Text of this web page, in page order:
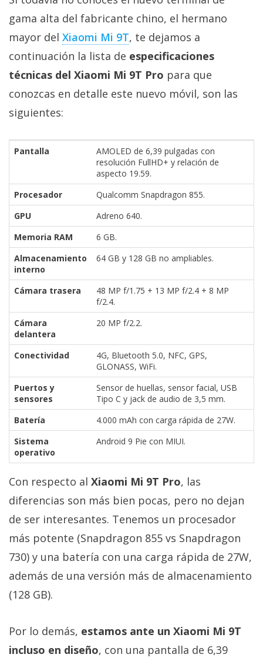
digital donde
encontrarás
todas las
noticias sobre
móviles,
apps,
informática,
videojuegos,
trucos y
tutoriales.
Informático
(CC) 2006-
2026.
derechos
reservados
gama alta del fabricante chino, el hermano
mayor del Xiaomi Mi 9T, te dejamos a
continuación la lista de especificaciones
técnicas del Xiaomi Mi 9T Pro para que
conozcas en detalle este nuevo móvil, son las
siguientes:
Pantalla
AMOLED de 6,39 pulgadas con
resolución FullHD+ y relación de
aspecto 19.59.
Procesador
Qualcomm Snapdragon 855.
GPU
Adreno 640.
Memoria RAM
6 GB.
Almacenamiento
interno
64 GB y 128 GB no ampliables.
Cámara trasera
48 MP f/1.75 + 13 MP f/2.4 + 8 MP
f/2.4.
Cámara
delantera
20 MP f/2.2.
Conectividad
4G, Bluetooth 5.0, NFC, GPS,
GLONASS, WiFi.
Puertos y
sensores
Sensor de huellas, sensor facial, USB
Tipo C y jack de audio de 3,5 mm.
Batería
4.000 mAh con carga rápida de 27W.
Sistema
operativo
Android 9 Pie con MIUI.
Con respecto al Xiaomi Mi 9T Pro, las
diferencias son más bien pocas, pero no dejan
de ser interesantes. Tenemos un procesador
más potente (Snapdragon 855 vs Snapdragon
730) y una batería con una carga rápida de 27W,
además de una versión más de almacenamiento
(128 GB).
Por lo demás, estamos ante un Xiaomi Mi 9T
incluso en diseño, con una pantalla de 6,39